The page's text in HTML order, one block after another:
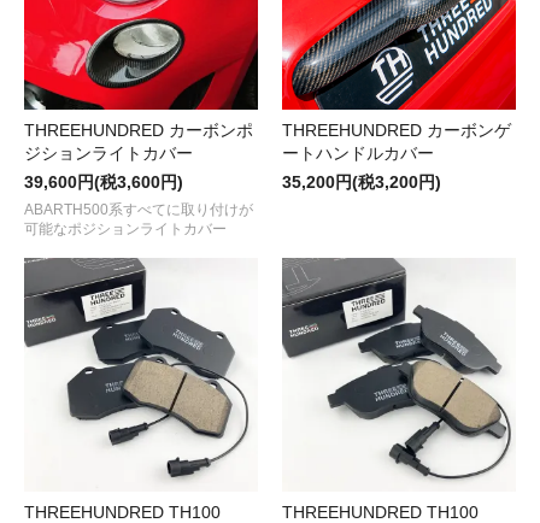
THREEHUNDRED カーボンポ
ジションライトカバー
39,600円(税3,600円)
ABARTH500系すべてに取り付けが
可能なポジションライトカバー
THREEHUNDRED カーボンゲ
ートハンドルカバー
35,200円(税3,200円)
THREEHUNDRED TH100
THREEHUNDRED TH100